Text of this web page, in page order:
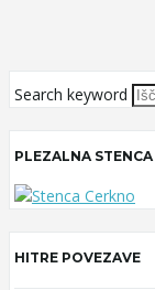
Search keyword
PLEZALNA STENCA
HITRE POVEZAVE